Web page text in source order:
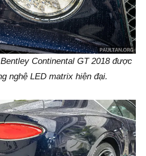
Continental GT 2018 được
nghệ LED matrix hiện đại.